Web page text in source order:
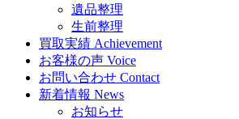
遺品整理
生前整理
買取実績 Achievement
お客様の声 Voice
お問い合わせ Contact
新着情報 News
お知らせ